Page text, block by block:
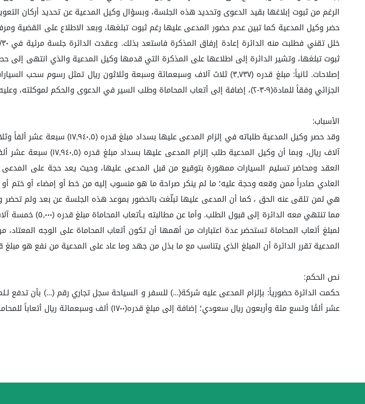
حضر وكيل المدعية كما تبين عدم حضور المدعى عليها رغم ثبوت تبلغها، وبعد الاطلاع على القضية
الجزائي وفقاً للمادة(٩-٣-٢)، إضافة إلى أتعاب المحاماة وطلب السير في الدعوى والحكم لموكلته، وعليه قررت الدائرة صلاحية القضية للحكم وقفل باب المرافعة.
الأسباب:
آلاف ريال، وبما أن وكيل
العادي صادراً ممن وقعه وحجة عليه؛ ما لم ينكر صراحة ما هو منسوب إليه من خط أو إمضاء أو ختم
هي لمن تلقى عنه الحق ، كما أن المدعى عليها تبلّغت بالحضور بموعد هذه الجلسة عن بعد ولم تحضر
مما تنتهي معه
لمبلغ أتعاب المحاماة تستحضر عدة اعتبارات من أهمها أن تكون أتعاب المحاماة على الوجه
المدعية تقرر الدائرة أن المبلغ الذي يتناسب مع ما بذل من جهد وما عاد على المدعية من نفع هو مبلغ قدره (١,٧٠٠) ألف وسبعمائة ريال، مما تنتهي معه الدائرة إلى قبول
نص الحكم:
عشر ألفًا وتسع مئة وأربعون ريال سعودي؛ إضافة إلى مبلغ قدره(١٧٠٠) ألف وسبعمائة ريال أتعاباً للمحاماة؛ لما هو موضح بالأسباب وبالله التوفيق وصلى الله وسلم على نبينا محمد.